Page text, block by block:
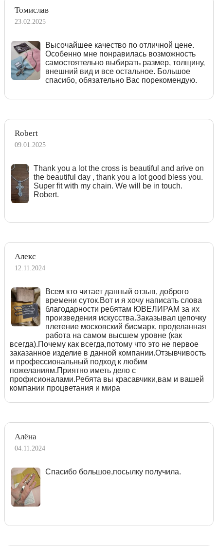
Томислав
23.02.2025
Высочайшее качество по отличной цене.
Особенно мне понравилась возможность
самостоятельно выбирать размер, толщину,
внешний вид и все остальное. Большое
спасибо, обязательно Вас порекомендую.
Robert
09.01.2025
Тhank you a lot the cross is beautiful and arive on
the beautiful day , thank you a lot good bless you.
Super fit with my chain. We will be in touch.
Robert.
Алекс
12.11.2024
Всем кто читает данный отзыв, доброго
времени суток.Вот и я хочу написать слова
благодарности ребятам ЮВЕЛИРАМ за их
произведения искусства.Заказывал цепочку
плетение московский бисмарк, проделанная
работа на самом высшем уровне (как
всегда).Почему как всегда,потому что это не первое
заказанное изделие в данной компании.Отзывчивость
и профессиональный подход к любим
пожеланиям.Приятно иметь дело с
профисионалами.Ребята вы красавчики,вам и вашей
компании процветания и мира
Алёна
04.11.2024
Спасибо большое,посылку получила.